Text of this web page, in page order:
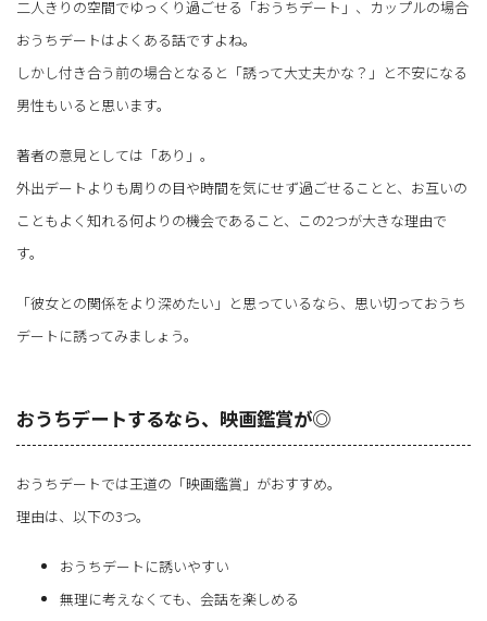
二人きりの空間でゆっくり過ごせる「おうちデート」、カップルの場合
おうちデートはよくある話ですよね。
しかし付き合う前の場合となると「誘って大丈夫かな？」と不安になる
男性もいると思います。
著者の意見としては「あり」。
外出デートよりも周りの目や時間を気にせず過ごせることと、お互いの
こともよく知れる何よりの機会であること、この2つが大きな理由で
す。
「彼女との関係をより深めたい」と思っているなら、思い切っておうち
デートに誘ってみましょう。
おうちデートするなら、映画鑑賞が◎
おうちデートでは王道の「映画鑑賞」がおすすめ。
理由は、以下の3つ。
おうちデートに誘いやすい
無理に考えなくても、会話を楽しめる